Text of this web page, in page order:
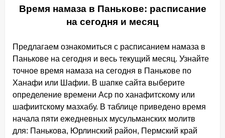
Время намаза в Панькове: расписание
на сегодня и месяц
Предлагаем ознакомиться с расписанием намаза в
Панькове на сегодня и весь текущий месяц. Узнайте
точное время намаза на сегодня в Панькове по
Ханафи или Шафии. В шапке сайта выберите
определение времени Аср по ханафитскому или
шафиитскому мазхабу. В таблице приведено время
начала пяти ежедневных мусульманских молитв
для: Панькова, Юрлинский район, Пермский край